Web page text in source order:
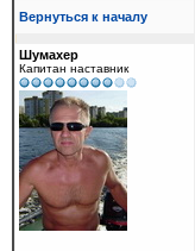
Вернуться к началу
Шумахер
Капитан наставник